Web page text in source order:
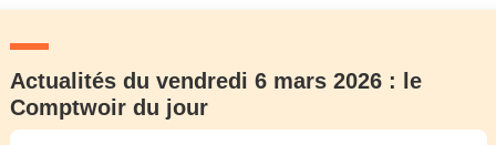
Actualités du vendredi 6 mars 2026 : le
Comptwoir du jour